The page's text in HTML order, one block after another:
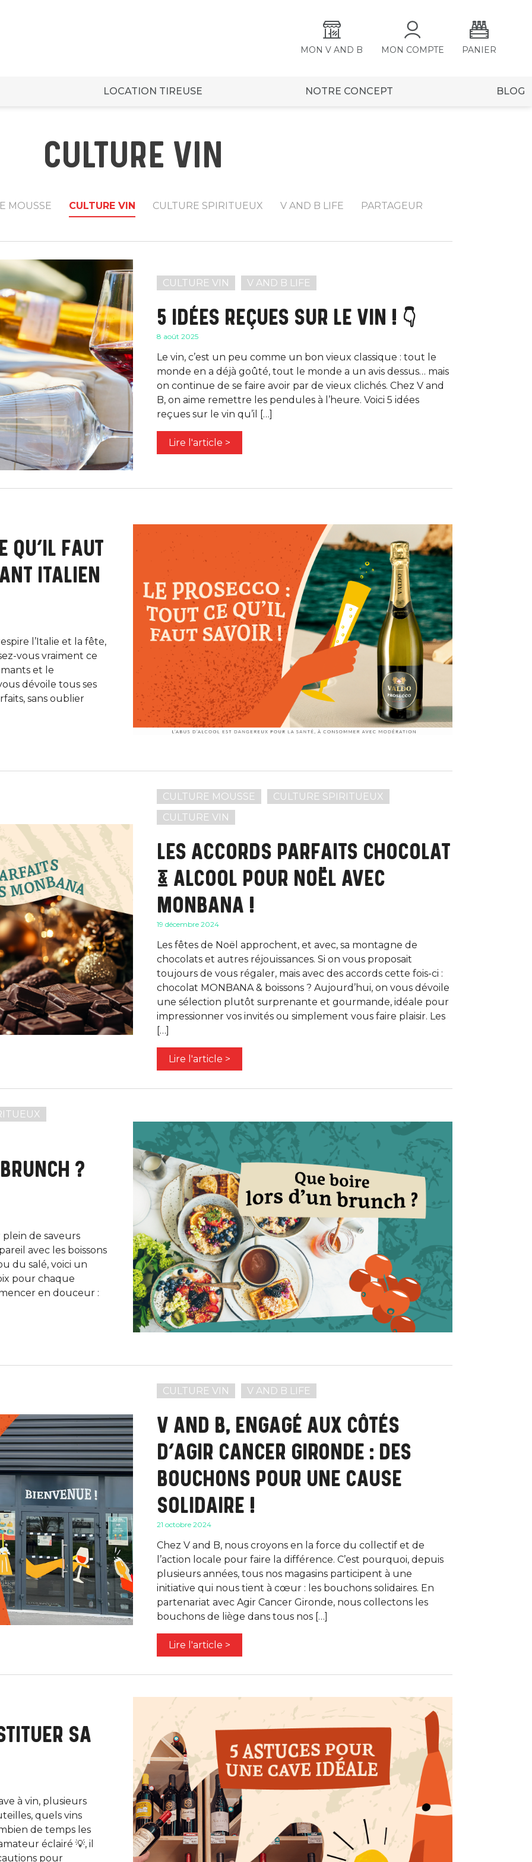
MON V AND B MON COMPTE PANIER
LOCATION TIREUSE NOTRE CONCEPT BLOG
CULTURE VIN
MOUSSE CULTURE VIN CULTURE SPIRITUEUX V AND B LIFE PARTAGEUR
CULTURE VIN V AND B LIFE
5 IDÉES REÇUES SUR LE VIN ! 👇
8 août 2025
Le vin, c’est un peu comme un bon vieux classique : tout le
monde en a déjà goûté, tout le monde a un avis dessus… mais
on continue de se faire avoir par de vieux clichés. Chez V and
B, on aime remettre les pendules à l’heure. Voici 5 idées
reçues sur le vin qu’il […]
Lire l'article >
QU’IL FAUT
ITALIEN
l’Italie et la fête,
vous vraiment ce
et le
dévoile tous ses
sans oublier
CULTURE MOUSSE
CULTURE SPIRITUEUX
CULTURE VIN
LES ACCORDS PARFAITS CHOCOLAT
& ALCOOL POUR NOËL AVEC
MONBANA !
19 décembre 2024
Les fêtes de Noël approchent, et avec, sa montagne de
chocolats et autres réjouissances. Si on vous proposait
toujours de vous régaler, mais avec des accords cette fois-ci :
chocolat MONBANA & boissons ? Aujourd’hui, on vous dévoile
une sélection plutôt surprenante et gourmande, idéale pour
impressionner vos invités ou simplement vous faire plaisir. Les
[…]
Lire l'article >
?
plein de saveurs
avec les boissons
du salé, voici un
pour chaque
en douceur :
CULTURE VIN V AND B LIFE
V AND B, ENGAGÉ AUX CÔTÉS
D’AGIR CANCER GIRONDE : DES
BOUCHONS POUR UNE CAUSE
SOLIDAIRE !
21 octobre 2024
Chez V and B, nous croyons en la force du collectif et de
l’action locale pour faire la différence. C’est pourquoi, depuis
plusieurs années, tous nos magasins participent à une
initiative qui nous tient à cœur : les bouchons solidaires. En
partenariat avec Agir Cancer Gironde, nous collectons les
bouchons de liège dans tous nos […]
Lire l'article >
SA
à vin, plusieurs
quels vins
de temps les
éclairé 💡, il
pour